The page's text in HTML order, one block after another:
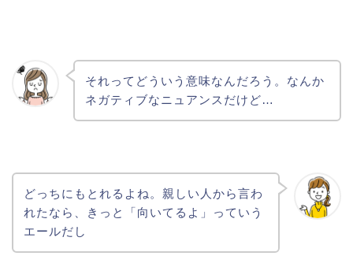
それってどういう意味なんだろう。なんか
ネガティブなニュアンスだけど…
どっちにもとれるよね。親しい人から言わ
れたなら、きっと「向いてるよ」っていう
エールだし